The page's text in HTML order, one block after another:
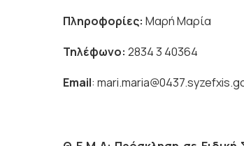
Πληροφορίες: Μαρή Μαρία
Τηλέφωνο: 2834 3 40364
Email: